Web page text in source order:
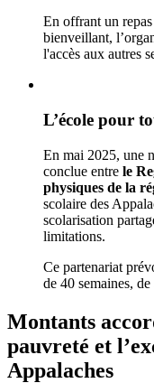
En offrant un
bienveillant,
l'accès aux autres
L’école pour
En mai 2025, une
conclue entre le
physiques de la
scolaire des
scolarisation
limitations.
Ce partenariat
de 40 semaines,
Montants
pauvreté et
Appalaches